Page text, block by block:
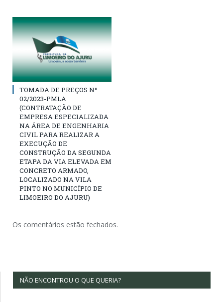
TOMADA DE PREÇOS Nº
02/2023-PMLA
(CONTRATAÇÃO DE
EMPRESA ESPECIALIZADA
NA ÁREA DE ENGENHARIA
CIVIL PARA REALIZAR A
EXECUÇÃO DE
CONSTRUÇÃO DA SEGUNDA
ETAPA DA VIA ELEVADA EM
CONCRETO ARMADO,
LOCALIZADO NA VILA
PINTO NO MUNICÍPIO DE
LIMOEIRO DO AJURU)
Os comentários estão fechados.
NÃO ENCONTROU O QUE QUERIA?